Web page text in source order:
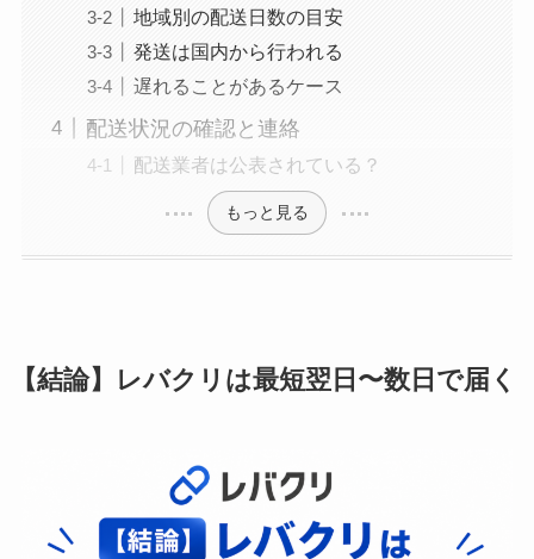
地域別の配送日数の目安
発送は国内から行われる
遅れることがあるケース
配送状況の確認と連絡
配送業者は公表されている？
もっと見る
【結論】レバクリは最短翌日〜数日で届く